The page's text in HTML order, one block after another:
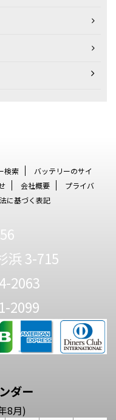
検索
バッテリーのサイ
会社概要
プライバ
に基づく表記
浜 3-715
2063
2099
ダー
8月)